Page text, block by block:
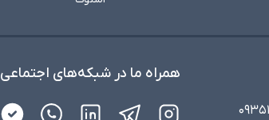
همراه ما در شبکه‌های اجتماعی